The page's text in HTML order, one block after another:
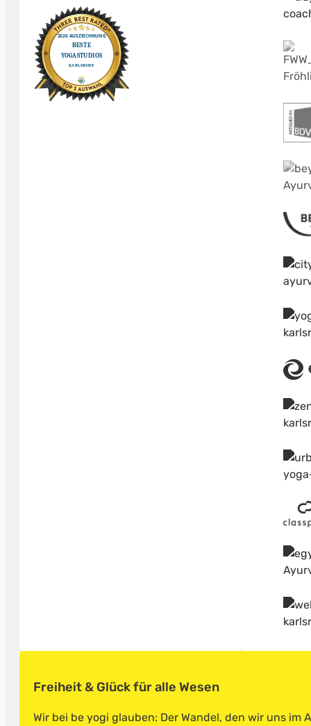
Freiheit & Glück für alle Wesen
Wir bei be yogi glauben: Der Wandel, den wir uns